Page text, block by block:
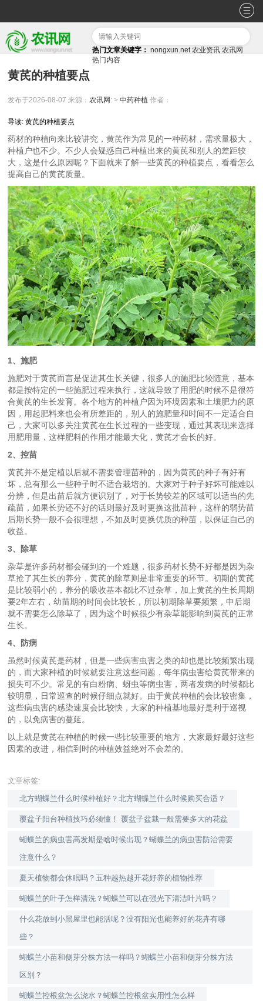
热门文章关键字： nongxun.net 农业资讯 农讯网
热门内容
黄芪的种植要点
发布于2026-08-07 来源：农讯网 : >中药种植 作者：
导读: 黄芪的种植要点
药材的种植向来比较讲究，黄芪作为常见的一种药材，需求量极大，
种植户也不少。不少人会疑惑自己种植出来的黄芪和别人的差距较
大，这是什么原因呢？下面就来了解一些黄芪的种植要点，看看怎么
提高自己的黄芪质量。
1、施肥
施肥对于黄芪而言是促进其生长关键，很多人的施肥比较随意，基本
都是按特定的一些施肥过程来执行，这就导致了用肥的时候不是很符
合黄芪的生长发育。各个地方的种植户因为环境因素和土壤肥力的原
因，用起肥料来也会有所差距的，别人的施肥量和时间不一定适合自
己，大家可以多关注黄芪在生长过程的一些变现，通过其表现来选择
用肥用量，这样肥料的作用才能最大化，黄芪才会长的好。
2、控苗
黄芪并不是定植以后就不需要管理苗种的，因为黄芪的种子有好有
坏，总有那么一些种子时不适合栽培的。大家对于种子好坏可能难以
分辨，但是出苗后就方便识别了，对于长势较差的区域可以适当的先
疏苗，如果长势还不好的话则最好及时更换这批苗种，这样的弱势苗
后期长势一般不会很理想，不如及时更换优质的种苗，以保证自己的
收益。
3、除草
杂草是许多药材都会碰到的一个难题，很多药材长势不好都是因为杂
草抢了其生长的养分，黄芪的除草则是非常重要的环节。初期的黄芪
是比较弱小的，养分的吸收基本都比不过杂草，加上黄芪的生长周期
要2年左右，幼苗期的时间会比较长，所以初期除草要频繁，中后期
就不需要怎么除草了，因为这个时候很少有杂草能影响到黄芪的正常
生长。
4、防病
虽然时候黄芪是药材，但是一些病害虫害之类的却也是比较频繁出现
的，而大家种植的时候就要注意这些问题，每年病虫害给黄芪带来的
损失可不少。常见的有白粉病、蚜虫等病虫害，两者发病的时候都比
较明显，日常巡查的时候仔细点就好。由于黄芪种植的会比较密集，
这些病虫害的感染速度会比较快，大家的种植基地最好是利于巡视
的，以免病害的蔓延。
以上就是黄芪在种植的时候一些比较重要的地方，大家最好最好这些
因素的改进，相信到时的种植效益绝对不会差的。
文章标签:
北方蝴蝶兰什么时候种植好？北方蝴蝶兰什么时候购买合适？
覆盆子阳台种植技巧必须懂！ 覆盆子盆栽一般需要多大的花盆
蝴蝶兰的病虫害高发期是啥时候出现？蝴蝶兰的病虫害防治需要
注意什么？
夏天植物都会休眠吗？五种越热越开花好养的植物推荐
蝴蝶兰的叶子怎样清洗？蝴蝶兰可以在强光下清洁叶片吗？
什么花放到小黑屋里也能活呢？没有阳光也能养好的花卉有哪
些？
蝴蝶兰小苗和侧芽分株方法一样吗？蝴蝶兰小苗和侧芽分株方法
区别？
蝴蝶兰控根盆怎么浇水？蝴蝶兰控根盆实用性怎么样